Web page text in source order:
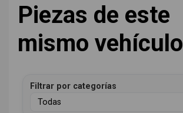
Piezas de este
mismo vehículo
Filtrar por categorías